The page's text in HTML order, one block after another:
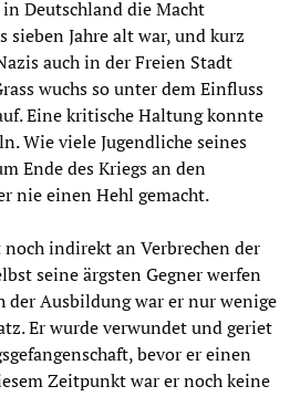
Deutschland die Macht
sieben Jahre alt war, und kurz
auch in der Freien Stadt
wuchs so unter dem Einfluss
Eine kritische Haltung konnte
Wie viele Jugendliche seines
Ende des Kriegs an den
nie einen Hehl gemacht.
noch indirekt an Verbrechen der
seine ärgsten Gegner werfen
der Ausbildung war er nur wenige
Er wurde verwundet und geriet
bevor er einen
Zeitpunkt war er noch keine